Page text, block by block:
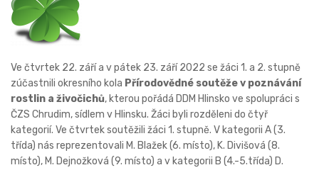
Ve čtvrtek 22. září a v pátek 23. září 2022 se žáci 1. a 2. stupně
zúčastnili okresního kola Přírodovědné soutěže v poznávání
rostlin a živočichů, kterou pořádá DDM Hlinsko ve spolupráci s
ČZS Chrudim, sídlem v Hlinsku. Žáci byli rozděleni do čtyř
kategorií. Ve čtvrtek soutěžili žáci 1. stupně. V kategorii A (3.
třída) nás reprezentovali M. Blažek (6. místo), K. Divišová (8.
místo), M. Dejnožková (9. místo) a v kategorii B (4.-5.třída) D.